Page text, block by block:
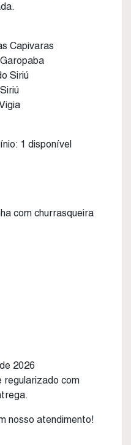
Capivaras
Siriú
1 disponível
com churrasqueira
2026
regularizado com
nosso atendimento!